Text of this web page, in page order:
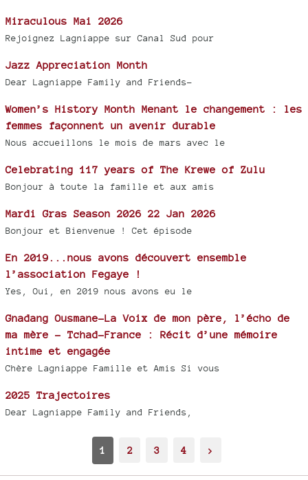
Miraculous Mai 2026
Rejoignez Lagniappe sur Canal Sud pour
Jazz Appreciation Month
Dear Lagniappe Family and Friends-
Women’s History Month Menant le changement : les
femmes façonnent un avenir durable
Nous accueillons le mois de mars avec le
Celebrating 117 years of The Krewe of Zulu
Bonjour à toute la famille et aux amis
Mardi Gras Season 2026 22 Jan 2026
Bonjour et Bienvenue ! Cet épisode
En 2019...nous avons découvert ensemble
l’association Fegaye !
Yes, Oui, en 2019 nous avons eu le
Gnadang Ousmane-La Voix de mon père, l’écho de
ma mère - Tchad-France : Récit d’une mémoire
intime et engagée
Chère Lagniappe Famille et Amis Si vous
2025 Trajectoires
Dear Lagniappe Family and Friends,
1 2 3 4 >